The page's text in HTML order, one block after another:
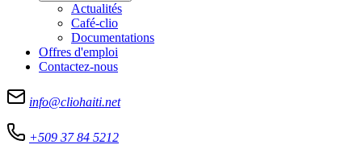
Actualités
Café-clio
Documentations
Offres d'emploi
Contactez-nous
info@cliohaiti.net
+509 37 84 5212